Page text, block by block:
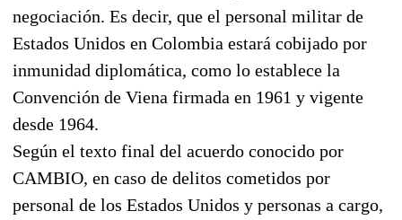
negociación. Es decir, que el personal militar de
Estados Unidos en Colombia estará cobijado por
inmunidad diplomática, como lo establece la
Convención de Viena firmada en 1961 y vigente
desde 1964.
Según el texto final del acuerdo conocido por
CAMBIO, en caso de delitos cometidos por
personal de los Estados Unidos y personas a cargo,